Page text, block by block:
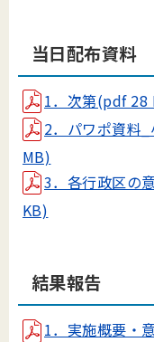
当日配布資料
1．次第(pdf 28
2．パワポ資料
MB)
3．各行政区の
KB)
結果報告
1．実施概要・